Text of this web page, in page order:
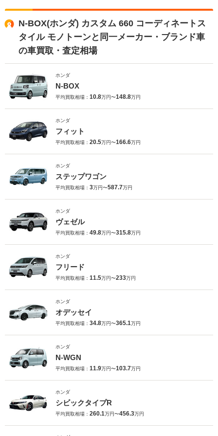
N-BOX(ホンダ) カスタム 660 コーディネートス
タイル モノトーンと同一メーカー・ブランド車
の車買取・査定相場
ホンダ
N-BOX
平均買取相場： 10.8万円〜148.8万円
ホンダ
フィット
平均買取相場： 20.5万円〜166.6万円
ホンダ
ステップワゴン
平均買取相場： 3万円〜587.7万円
ホンダ
ヴェゼル
平均買取相場： 49.8万円〜315.8万円
ホンダ
フリード
平均買取相場： 11.5万円〜233万円
ホンダ
オデッセイ
平均買取相場： 34.8万円〜365.1万円
ホンダ
N-WGN
平均買取相場： 11.9万円〜103.7万円
ホンダ
シビックタイプR
平均買取相場： 260.1万円〜456.3万円